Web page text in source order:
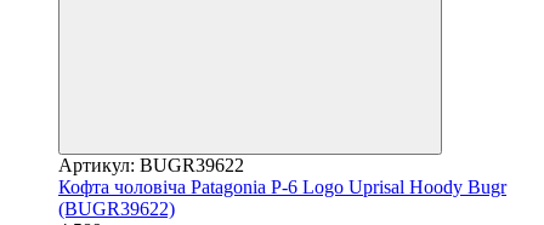
Артикул: BUGR39622
Кофта чоловіча Patagonia P-6 Logo Uprisal Hoody Bugr
(BUGR39622)